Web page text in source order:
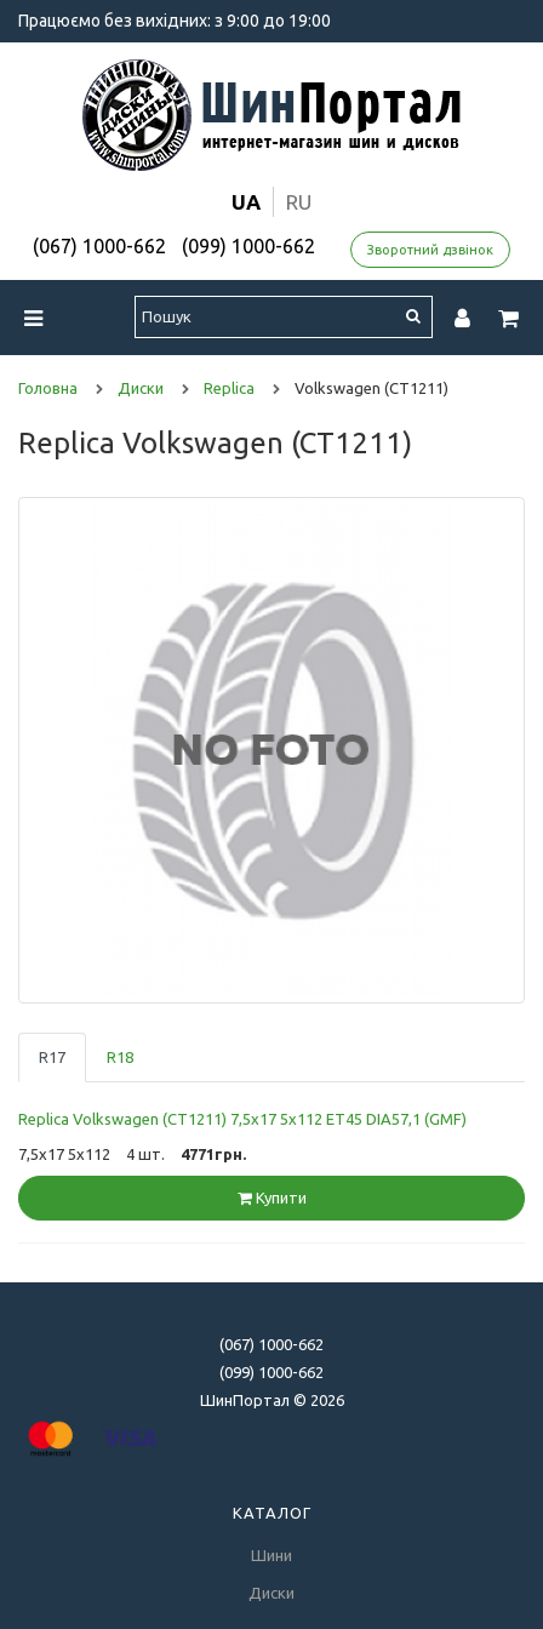
Працюємо без вихідних: з 9:00 до 19:00
UA RU
(067) 1000-662 (099) 1000-662 Зворотний дзвінок
Головна Диски Replica Volkswagen (CT1211)
Replica Volkswagen (CT1211)
R17 R18
Replica Volkswagen (CT1211) 7,5x17 5x112 ET45 DIA57,1 (GMF)
7,5x17 5x112 4 шт. 4771грн.
Купити
(067) 1000-662
(099) 1000-662
ШинПортал © 2026
КАТАЛОГ
Шини
Диски